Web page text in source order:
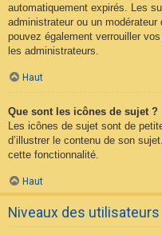
automatiquement expirés. Les
administrateur ou un
pouvez également verrouiller
les administrateurs.
Haut
Que sont les icônes de sujet ?
Les icônes de sujet sont de
d’illustrer le contenu de son
cette fonctionnalité.
Haut
Niveaux des